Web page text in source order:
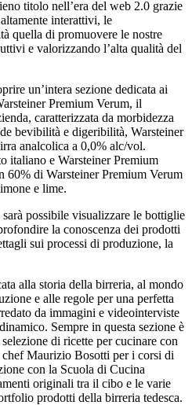
titolo nell’era del web 2.0 grazie
interattivi, le
quella di promuovere le nostre
e valorizzando l’alta qualità del
un’intera sezione dedicata ai
Premium Verum, il
caratterizzata da morbidezza
bevibilità e digeribilità, Warsteiner
analcolica a 0,0% alc/vol.
italiano e Warsteiner Premium
60% di Warsteiner Premium Verum
e lime.
possibile visualizzare le bottiglie
la conoscenza dei prodotti
sui processi di produzione, la
alla storia della birreria, al mondo
e alle regole per una perfetta
da immagini e videointerviste
Sempre in questa sezione è
di ricette per cucinare con
Maurizio Bosotti per i corsi di
con la Scuola di Cucina
originali tra il cibo e le varie
prodotti della birreria tedesca.